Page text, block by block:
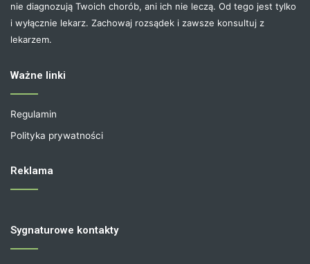
nie diagnozują Twoich chorób, ani ich nie leczą. Od tego jest tylko
i wyłącznie lekarz. Zachowaj rozsądek i zawsze konsultuj z
lekarzem.
Ważne linki
Regulamin
Polityka prywatności
Reklama
Sygnaturowe kontakty